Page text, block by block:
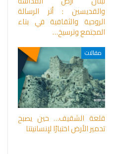
والقديسين : أثر الرسالة
الروحية والثقافية في بناء
المجتمع وترسيخ…
مقالات
قلعة الشقيف… حين يصبح
تدمير الأرض اختبارًا لإنسانيتنا